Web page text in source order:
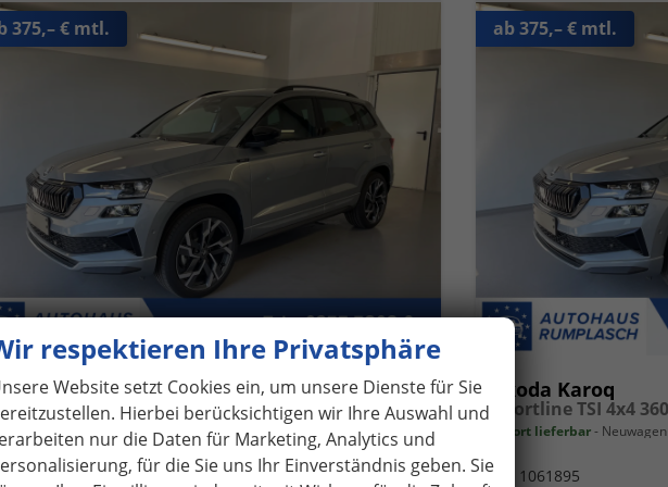
375,– € mtl.
Karoq
Sportline TSI 4x4 360°+19 Zoll+Navi+AHK+360°+ACC+Frontscheibe beheizbar+Travel Assist
lieferbar Neuwagen
Fahrzeugnr. 1061894 Getriebe
Doppelkupplungsgetriebe (DSG)
ab 375,– € mtl.
Skoda Karoq
sofort lieferbar Neuwagen
1061895
respektieren Ihre Privatsphäre
Website setzt Cookies ein, um unsere Dienste für Sie
Hierbei berücksichtigen wir Ihre Auswahl und
nur die Daten für Marketing, Analytics und
für die Sie uns Ihr Einverständnis geben. Sie